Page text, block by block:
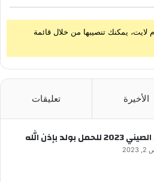
يمكنك تنصيبها من خلال قائمة
الأخيرة تعليقات
بولد بإذن الله